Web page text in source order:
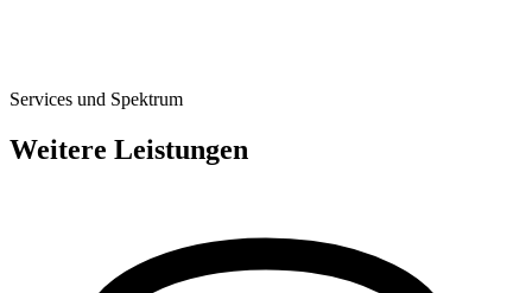
Services und Spektrum
Weitere Leistungen